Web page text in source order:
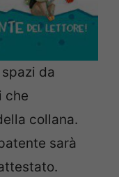
da
che
collana.
sarà